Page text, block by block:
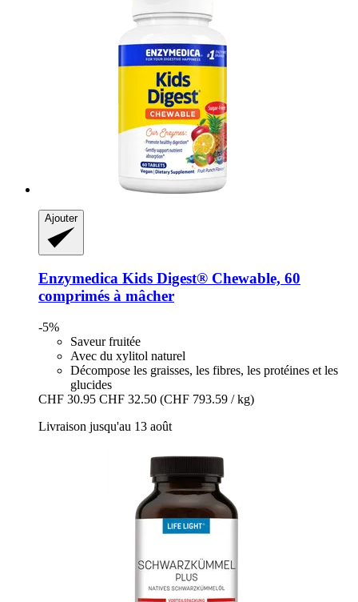
Ajouter
Enzymedica Kids Digest® Chewable, 60
comprimés à mâcher
-5%
Saveur fruitée
Avec du xylitol naturel
Décompose les graisses, les fibres, les protéines et les
glucides
CHF 30.95 CHF 32.50 (CHF 793.59 / kg)
Livraison jusqu'au 13 août